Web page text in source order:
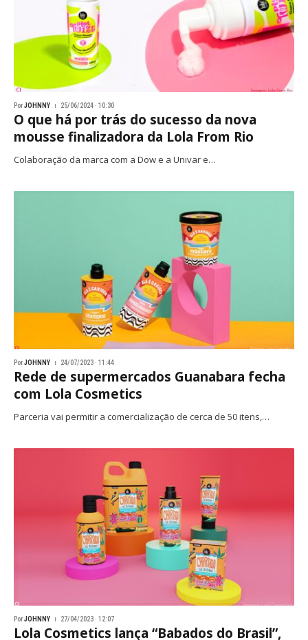
PorJOHNNY 25/06/2024 · 10:30
O que há por trás do sucesso da nova
mousse finalizadora da Lola From Rio
Colaboração da marca com a Dow e a Univar e…
PorJOHNNY 24/07/2023 · 11:44
Rede de supermercados Guanabara fecha
com Lola Cosmetics
Parceria vai permitir a comercialização de cerca de 50 itens,…
PorJOHNNY 27/04/2023 · 12:07
Lola Cosmetics lança “Babados do Brasil”,